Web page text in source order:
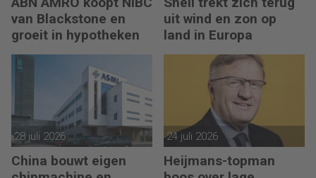
van Blackstone en
groeit in hypotheken
uit wind en zon op
land in Europa
28 juli 2026
China bouwt eigen
24 juli 2026
Heijmans-topman